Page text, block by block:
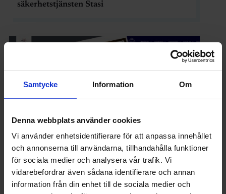
Samtycke Information Om
Denna webbplats använder cookies
Vi använder enhetsidentifierare för att anpassa innehållet
och annonserna till användarna, tillhandahålla funktioner
för sociala medier och analysera vår trafik. Vi
vidarebefordrar även sådana identifierare och annan
information från din enhet till de sociala medier och
säkerhetstjänsten Stasi
INGENJÖREN
Nyheter i korthet: Hälsotrender, utköp på